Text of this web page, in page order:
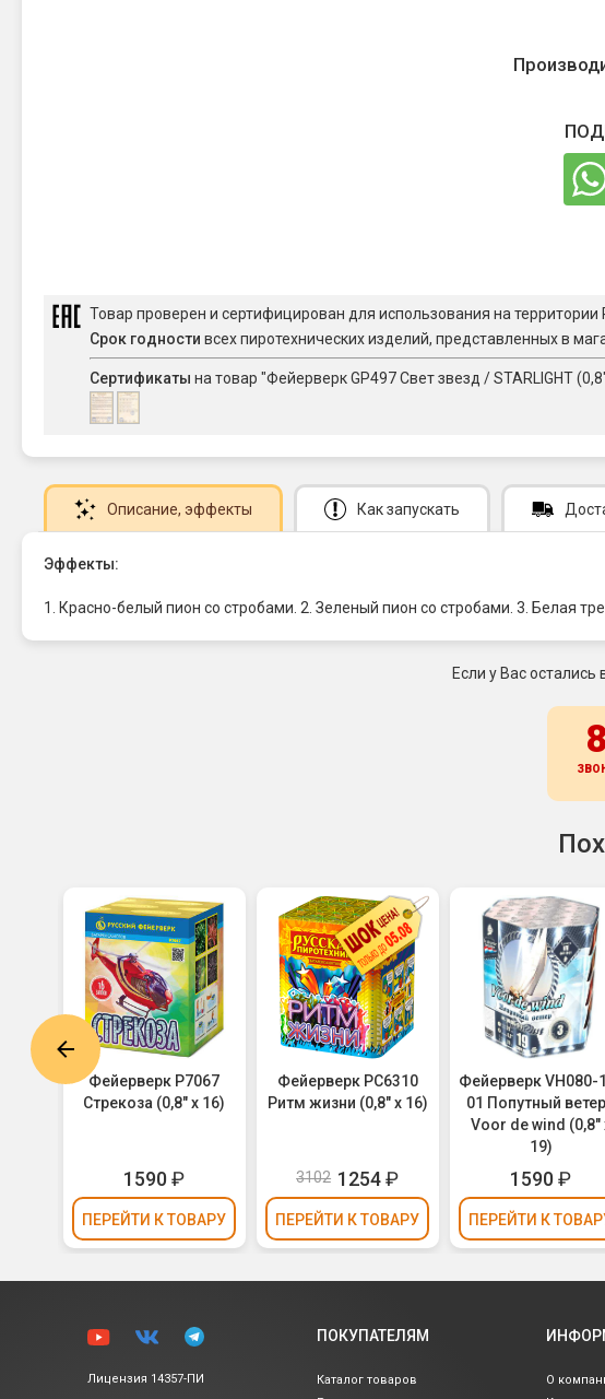
Товар проверен и сертифицирован для использования на
Срок годности всех пиротехнических изделий, представленных в
Сертификаты на товар "Фейерверк GP497 Свет звезд / STARLIGHT
Описание, эффекты Как запускать
Эффекты:
1. Красно-белый пион со стробами. 2. Зеленый пион со стробами. 3. Белая
Если у Вас
Фейерверк Р7067
Стрекоза (0,8" х 16)
1590₽
ПЕРЕЙТИ К ТОВАРУ
Фейерверк РС6310
Ритм жизни (0,8" х 16)
3102 1254₽
ПЕРЕЙТИ К ТОВАРУ
Фейерверк VH080-
01 Попутный
Voor de wind (0,8"
19)
1590₽
ПЕРЕЙТИ К
Лицензия 14357-ПИ
ПОКУПАТЕЛЯМ
Каталог товаров
О